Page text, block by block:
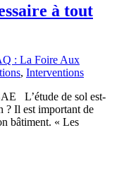
à tout
: La Foire Aux
, Interventions
L’étude de sol est-
? Il est important de
bâtiment. « Les